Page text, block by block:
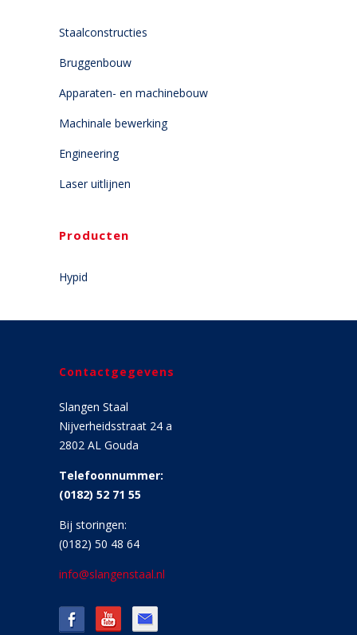
Staalconstructies
Bruggenbouw
Apparaten- en machinebouw
Machinale bewerking
Engineering
Laser uitlijnen
Producten
Hypid
Contactgegevens
Slangen Staal
Nijverheidsstraat 24 a
2802 AL Gouda
Telefoonnummer:
(0182) 52 71 55
Bij storingen:
(0182) 50 48 64
info@slangenstaal.nl